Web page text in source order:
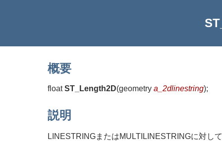
概要
floatST_Length2D(geometry a_2dlinestring);
説明
LINESTRINGまたはMULTILINESTRINGに対し